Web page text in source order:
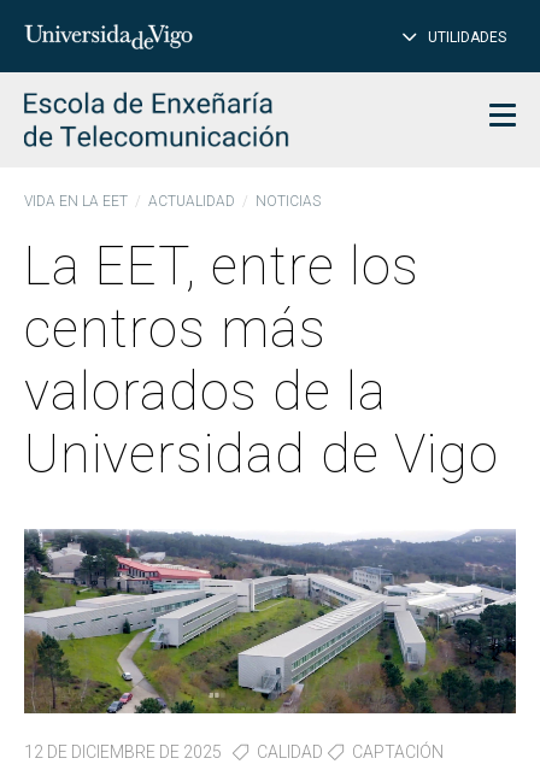
Insertar
para
buscar
UTILIDADES
VIDA EN LA EET ACTUALIDAD NOTICIAS
La EET, entre los
centros más
valorados de la
Universidad de Vigo
12 DE DICIEMBRE DE 2025 CALIDAD
CAPTACIÓN